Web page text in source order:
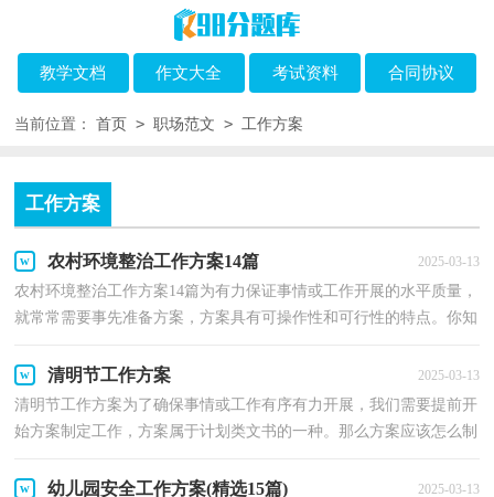
教学文档 作文大全 考试资料 合同协议
当前位置： 首页 > 职场范文 > 工作方案
工作方案
农村环境整治工作方案14篇 2025-03-13
农村环境整治工作方案14篇为有力保证事情或工作开展的水平质量，
就常常需要事先准备方案，方案具有可操作性和可行性的特点。你知
清明节工作方案 2025-03-13
清明节工作方案为了确保事情或工作有序有力开展，我们需要提前开
始方案制定工作，方案属于计划类文书的一种。那么方案应该怎么制
幼儿园安全工作方案(精选15篇) 2025-03-13